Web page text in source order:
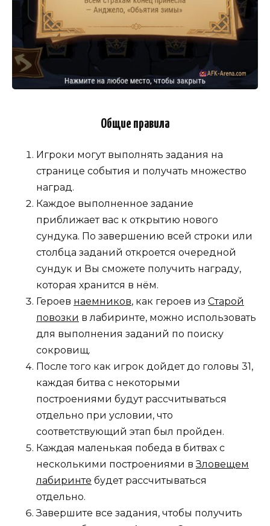
Общие правила
Игроки могут выполнять задания на
странице события и получать множество
наград.
Каждое выполненное задание
приближает вас к открытию нового
сундука. По завершению всей строки или
столбца заданий откроется очередной
сундук и Вы сможете получить награду,
которая хранится в нём.
Героев наемников, как героев из Старой
повозки в лабиринте, можно использовать
для выполнения заданий по поиску
сокровищ.
После того как игрок дойдет до головы 31,
каждая битва с некоторыми
построениями будут рассчитываться
отдельно при условии, что
соответствующий этап был пройден.
Каждая маленькая победа в битвах с
несколькими построениями вЗловещем
лабиринте будет рассчитываться
отдельно.
Завершите все задания, чтобы получить